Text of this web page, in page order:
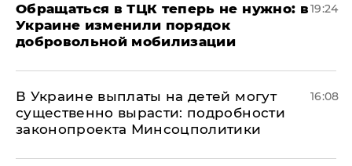
Обращаться в ТЦК теперь не нужно: в
Украине изменили порядок
добровольной мобилизации
19:24
В Украине выплаты на детей могут
существенно вырасти: подробности
законопроекта Минсоцполитики
16:08